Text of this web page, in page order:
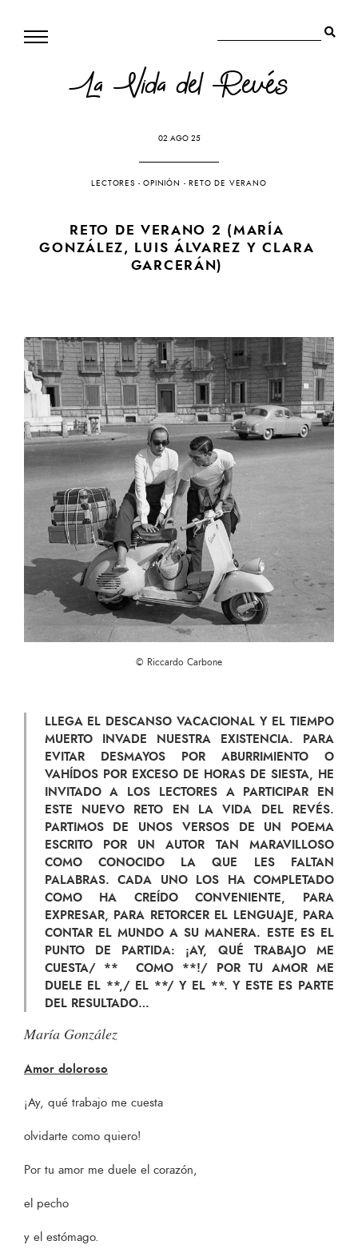
La Vida del Revés
02 AGO 25
LECTORES -OPINIÓN -RETO DE VERANO
RETO DE VERANO 2 (MARÍA
GONZÁLEZ, LUIS ÁLVAREZ Y CLARA
GARCERÁN)
© Riccardo Carbone
LLEGA EL DESCANSO VACACIONAL Y EL TIEMPO
MUERTO INVADE NUESTRA EXISTENCIA. PARA
EVITAR DESMAYOS POR ABURRIMIENTO O
VAHÍDOS POR EXCESO DE HORAS DE SIESTA, HE
INVITADO A LOS LECTORES A PARTICIPAR EN
ESTE NUEVO RETO EN LA VIDA DEL REVÉS.
PARTIMOS DE UNOS VERSOS DE UN POEMA
ESCRITO POR UN AUTOR TAN MARAVILLOSO
COMO CONOCIDO LA QUE LES FALTAN
PALABRAS. CADA UNO LOS HA COMPLETADO
COMO HA CREÍDO CONVENIENTE, PARA
EXPRESAR, PARA RETORCER EL LENGUAJE, PARA
CONTAR EL MUNDO A SU MANERA. ESTE ES EL
PUNTO DE PARTIDA: ¡AY, QUÉ TRABAJO ME
CUESTA/ ** COMO **!/ POR TU AMOR ME
DUELE EL **,/ EL **/ Y EL **. Y ESTE ES PARTE
DEL RESULTADO…
María González
Amor doloroso
¡Ay, qué trabajo me cuesta
olvidarte como quiero!
Por tu amor me duele el corazón,
el pecho
y el estómago.